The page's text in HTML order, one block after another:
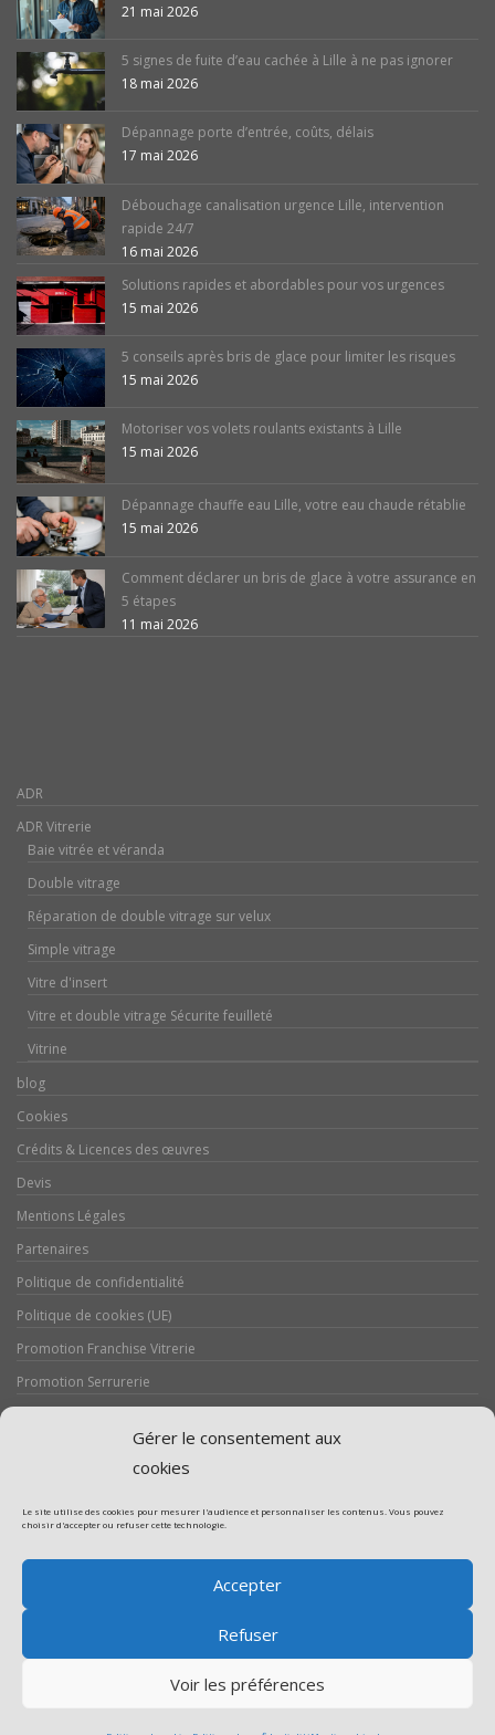
Gérer le consentement aux
cookies
Le site utilise des cookies pour mesurer l'audience et personnaliser les contenus. Vous pouvez
choisir d'accepter ou refuser cette technologie.
Accepter
Refuser
Voir les préférences
21 mai 2026
5 signes de fuite d’eau cachée à Lille à ne pas ignorer
18 mai 2026
Dépannage porte d’entrée, coûts, délais
17 mai 2026
Débouchage canalisation urgence Lille, intervention
rapide 24/7
16 mai 2026
Solutions rapides et abordables pour vos urgences
15 mai 2026
5 conseils après bris de glace pour limiter les risques
15 mai 2026
Motoriser vos volets roulants existants à Lille
15 mai 2026
Dépannage chauffe eau Lille, votre eau chaude rétablie
15 mai 2026
Comment déclarer un bris de glace à votre assurance en
5 étapes
11 mai 2026
ADR
ADR Vitrerie
Baie vitrée et véranda
Double vitrage
Réparation de double vitrage sur velux
Simple vitrage
Vitre d'insert
Vitre et double vitrage Sécurite feuilleté
Vitrine
blog
Cookies
Crédits & Licences des œuvres
Devis
Mentions Légales
Partenaires
Politique de confidentialité
Politique de cookies (UE)
Promotion Franchise Vitrerie
Promotion Serrurerie